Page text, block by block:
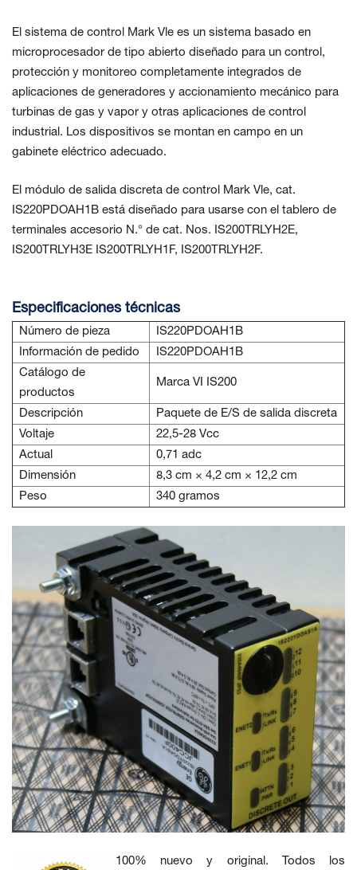
El sistema de control Mark Vle es un sistema basado en
microprocesador de tipo abierto diseñado para un control,
protección y monitoreo completamente integrados de
aplicaciones de generadores y accionamiento mecánico para
turbinas de gas y vapor y otras aplicaciones de control
industrial. Los dispositivos se montan en campo en un
gabinete eléctrico adecuado.
El módulo de salida discreta de control Mark Vle, cat.
IS220PDOAH1B está diseñado para usarse con el tablero de
terminales accesorio N.° de cat. Nos. IS200TRLYH2E,
IS200TRLYH3E IS200TRLYH1F, IS200TRLYH2F.
Especificaciones técnicas
Número de pieza
IS220PDOAH1B
Información de pedido
IS220PDOAH1B
Catálogo de
productos
Marca VI IS200
Descripción
Paquete de E/S de salida discreta
Voltaje
22,5-28 Vcc
Actual
0,71 adc
Dimensión
8,3 cm × 4,2 cm × 12,2 cm
Peso
340 gramos
100% nuevo y original. Todos los